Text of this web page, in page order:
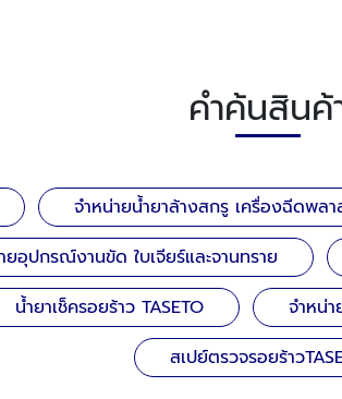
คำค้นสินค้
จำหน่ายน้ำยาล้างสกรู เครื่องฉีดพล
ยอุปกรณ์งานขัด ใบเจียร์และจานทราย
น้ำยาเช็ครอยร้าว TASETO จำหน่
สเปย์ตรวจรอยร้าว